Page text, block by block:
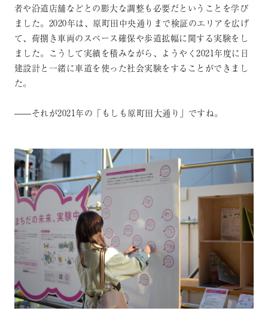
者や沿道店舗などとの膨大な調整も必要だということを学び
ました。2020年は、原町田中央通りまで検証のエリアを広げ
て、荷捌き車両のスペース確保や歩道拡幅に関する実験をし
ました。こうして実績を積みながら、ようやく2021年度に日
建設計と一緒に車道を使った社会実験をすることができまし
た。
——それが2021年の「もしも原町田大通り」ですね。